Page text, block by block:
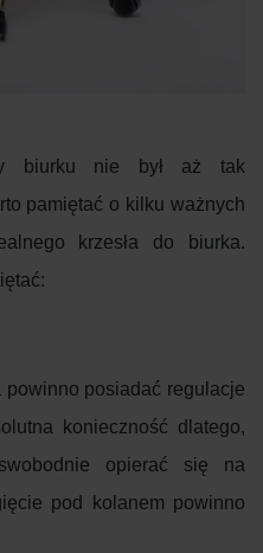
biurku nie był aż tak
pamiętać o kilku ważnych
krzesła do biurka.
powinno posiadać regulacje
konieczność dlatego,
opierać się na
pod kolanem powinno